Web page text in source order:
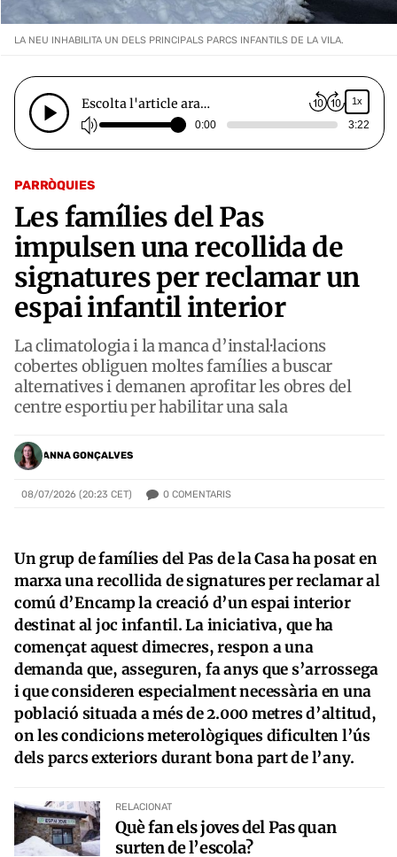
PARRÒQUIES
Les famílies del Pas
impulsen una recollida de
signatures per reclamar un
espai infantil interior
La climatologia i la manca d’instal·lacions
cobertes obliguen moltes famílies a buscar
alternatives i demanen aprofitar les obres del
centre esportiu per habilitar una sala
ANNA GONÇALVES
08/07/2026 (20:23 CET) 0 COMENTARIS
LA NEU INHABILITA UN DELS PRINCIPALS PARCS INFANTILS DE LA VILA.
Escolta l'article ara… 1x
0:00 3:22
Un grup de famílies del Pas de la Casa ha posat en
marxa una recollida de signatures per reclamar al
comú d’Encamp la creació d’un espai interior
destinat al joc infantil. La iniciativa, que ha
començat aquest dimecres, respon a una
demanda que, asseguren, fa anys que s’arrossega
i que consideren especialment necessària en una
població situada a més de 2.000 metres d’altitud,
on les condicions meterològiques dificulten l’ús
dels parcs exteriors durant bona part de l’any.
RELACIONAT
Què fan els joves del Pas quan
surten de l’escola?